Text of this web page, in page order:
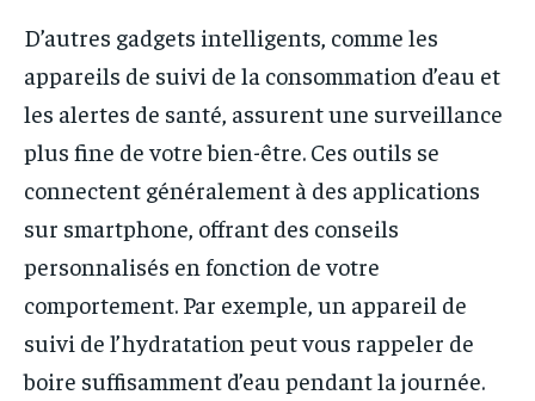
D’autres gadgets intelligents, comme les
appareils de suivi de la consommation d’eau et
les alertes de santé, assurent une surveillance
plus fine de votre bien-être. Ces outils se
connectent généralement à des applications
sur smartphone, offrant des conseils
personnalisés en fonction de votre
comportement. Par exemple, un appareil de
suivi de l’hydratation peut vous rappeler de
boire suffisamment d’eau pendant la journée.